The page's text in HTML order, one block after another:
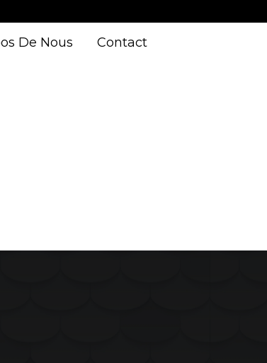
De Nous Contact